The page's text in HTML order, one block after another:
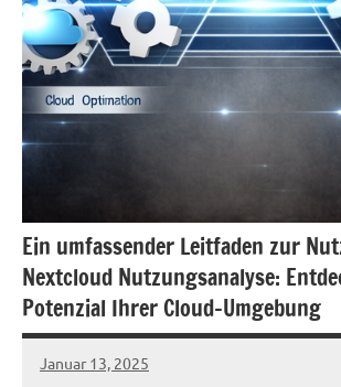
Ein umfassender Leitfaden zur
Nextcloud Nutzungsanalyse:
Potenzial Ihrer Cloud-Umgebung
Januar 13, 2025
admin